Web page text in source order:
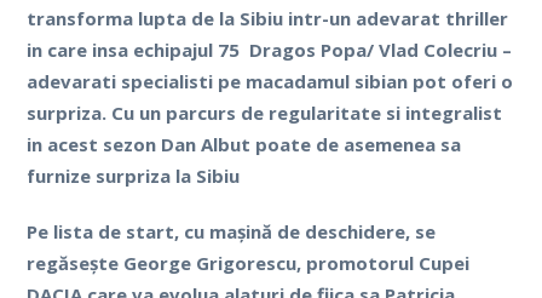
transforma lupta de la Sibiu intr-un adevarat thriller
in care insa echipajul 75 Dragos Popa/ Vlad Colecriu –
adevarati specialisti pe macadamul sibian pot oferi o
surpriza. Cu un parcurs de regularitate si integralist
in acest sezon Dan Albut poate de asemenea sa
furnize surpriza la Sibiu
Pe lista de start, cu mașină de deschidere, se
regăsește George Grigorescu, promotorul Cupei